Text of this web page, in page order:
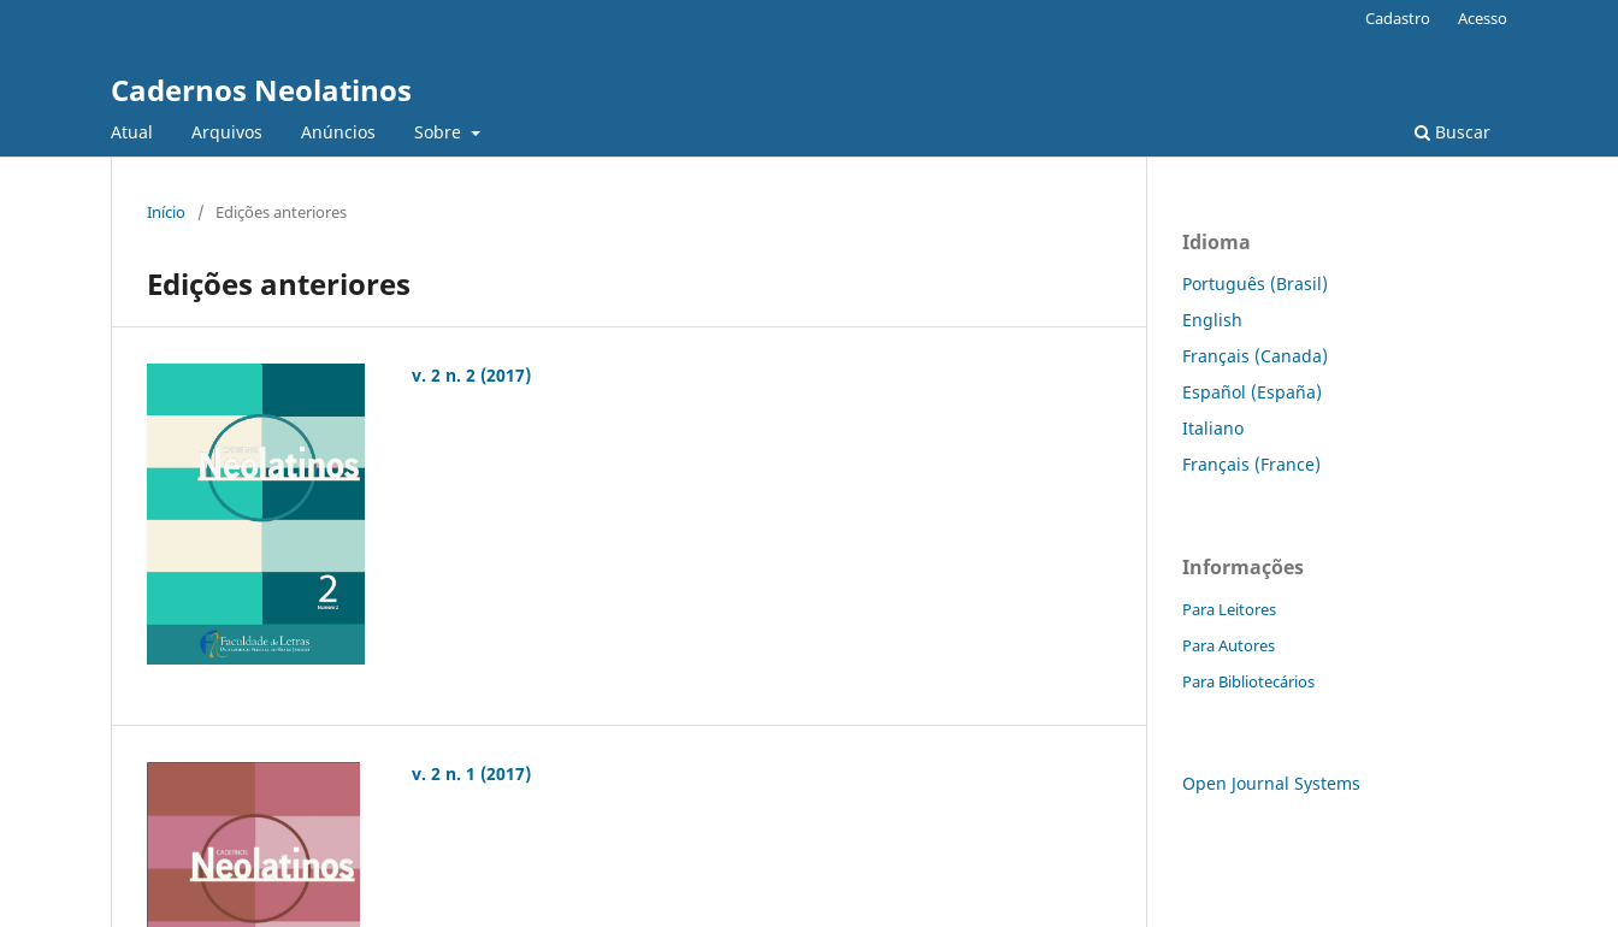
Cadernos Neolatinos
Atual Arquivos Anúncios Sobre Buscar
Cadastro Acesso
Início / Edições anteriores
Edições anteriores
v. 2 n. 2 (2017)
v. 2 n. 1 (2017)
Idioma
Português (Brasil)
English
Français (Canada)
Español (España)
Italiano
Français (France)
Informações
Para Leitores
Para Autores
Para Bibliotecários
Open Journal Systems